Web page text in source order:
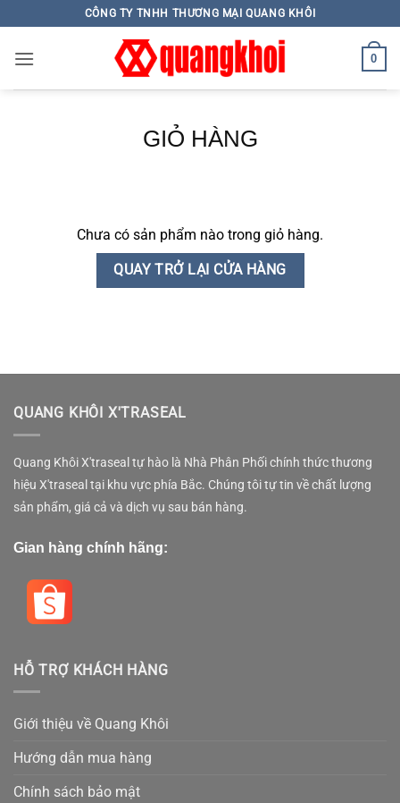
to
content
CÔNG TY TNHH THƯƠNG MẠI QUANG KHÔI
0
GIỎ HÀNG
Chưa có sản phẩm nào trong giỏ hàng.
QUAY TRỞ LẠI CỬA HÀNG
QUANG KHÔI X'TRASEAL
Quang Khôi X'traseal tự hào là Nhà Phân Phối chính thức thương
hiệu X'traseal tại khu vực phía Bắc. Chúng tôi tự tin về chất lượng
sản phẩm, giá cả và dịch vụ sau bán hàng.
Gian hàng chính hãng:
HỖ TRỢ KHÁCH HÀNG
Giới thiệu về Quang Khôi
Hướng dẫn mua hàng
Chính sách bảo mật